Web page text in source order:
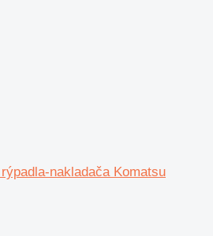
nakladača Komatsu